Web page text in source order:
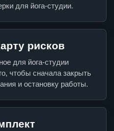
для йога-студии.
рисков
для йога-студии
чтобы сначала закрыть
и остановку работы.